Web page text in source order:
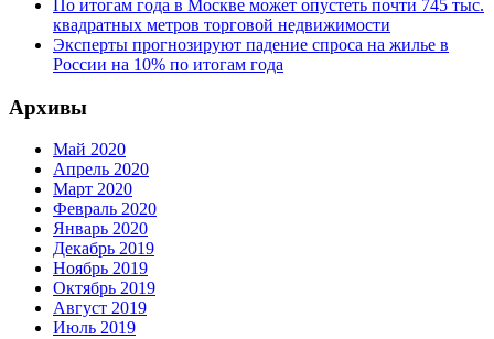
По итогам года в Москве может опустеть почти 745 тыс.
квадратных метров торговой недвижимости
Эксперты прогнозируют падение спроса на жилье в
России на 10% по итогам года
Архивы
Май 2020
Апрель 2020
Март 2020
Февраль 2020
Январь 2020
Декабрь 2019
Ноябрь 2019
Октябрь 2019
Август 2019
Июль 2019